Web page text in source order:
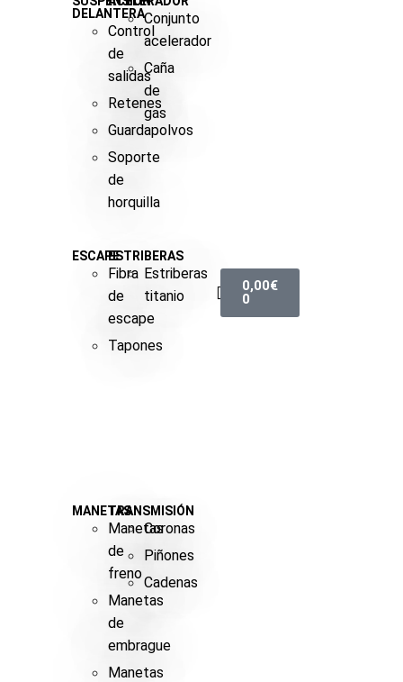
DELANTERA
Control
de
salidas
Retenes
Guardapolvos
Soporte
de
horquilla
Conjunto
acelerador
Caña
de
gas
ESCAPE
Fibra
de
escape
Tapones
ESTRIBERAS
Estriberas
titanio
MANETAS
Manetas
de
freno
Manetas
de
embrague
Manetas
TRANSMISIÓN
Coronas
Piñones
Cadenas
0,00€
0